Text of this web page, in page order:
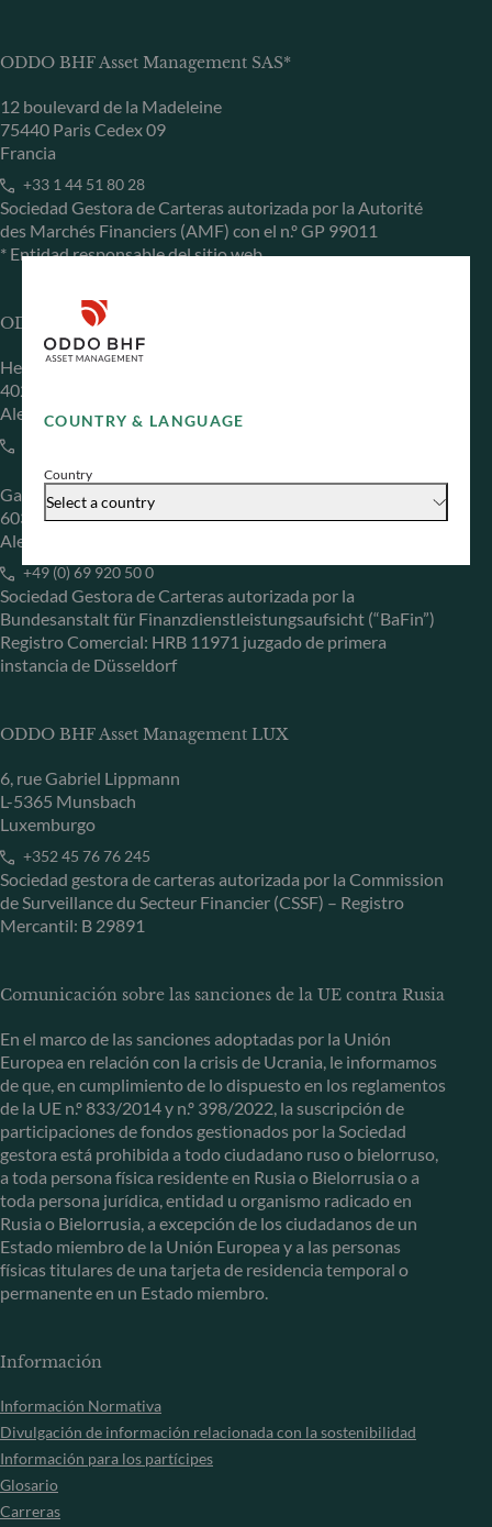
COUNTRY & LANGUAGE
Country
Select a country
ODDO BHF Asset Management SAS*
12 boulevard de la Madeleine
75440 Paris Cedex 09
Francia
+33 1 44 51 80 28
Sociedad Gestora de Carteras autorizada por la Autorité
des Marchés Financiers (AMF) con el n.º GP 99011
* Entidad responsable del sitio web
ODDO BHF Asset Management GmbH
Herzogstraße 15
40217 Düsseldorf
Alemania
Gallusanlage 8
60329 Frankfurt am Main
Alemania
+49 (0) 69 920 50 0
Sociedad Gestora de Carteras autorizada por la
Bundesanstalt für Finanzdienstleistungsaufsicht (“BaFin”)
Registro Comercial: HRB 11971 juzgado de primera
instancia de Düsseldorf
ODDO BHF Asset Management LUX
6, rue Gabriel Lippmann
L-5365 Munsbach
Luxemburgo
+352 45 76 76 245
Sociedad gestora de carteras autorizada por la Commission
de Surveillance du Secteur Financier (CSSF) – Registro
Mercantil: B 29891
Comunicación sobre las sanciones de la UE contra Rusia
En el marco de las sanciones adoptadas por la Unión
Europea en relación con la crisis de Ucrania, le informamos
de que, en cumplimiento de lo dispuesto en los reglamentos
de la UE n.º 833/2014 y n.º 398/2022, la suscripción de
participaciones de fondos gestionados por la Sociedad
gestora está prohibida a todo ciudadano ruso o bielorruso,
a toda persona física residente en Rusia o Bielorrusia o a
toda persona jurídica, entidad u organismo radicado en
Rusia o Bielorrusia, a excepción de los ciudadanos de un
Estado miembro de la Unión Europea y a las personas
físicas titulares de una tarjeta de residencia temporal o
permanente en un Estado miembro.
Información
Información Normativa
Divulgación de información relacionada con la sostenibilidad
Información para los partícipes
Glosario
Carreras